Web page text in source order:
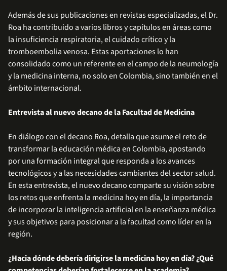
Además de sus publicaciones en revistas especializadas, el Dr.
Roa ha contribuido a varios libros y capítulos en áreas como
la insuficiencia respiratoria, el cuidado crítico y la
tromboembolia venosa. Estas aportaciones lo han
consolidado como un referente en el campo de la neumología
y la medicina interna, no solo en Colombia, sino también en el
ámbito internacional.
Entrevista al nuevo decano de la Facultad de Medicina
En diálogo con el decano Roa, detalla que asume el reto de
transformar la educación médica en Colombia, apostando
por una formación integral que responda a los avances
tecnológicos y a las necesidades cambiantes del sector salud.
En esta entrevista, el nuevo decano comparte su visión sobre
los retos que enfrenta la medicina hoy en día, la importancia
de incorporar la inteligencia artificial en la enseñanza médica
y sus objetivos para posicionar a la facultad como líder en la
región.
¿Hacia dónde debería dirigirse la medicina hoy en día? ¿Qué